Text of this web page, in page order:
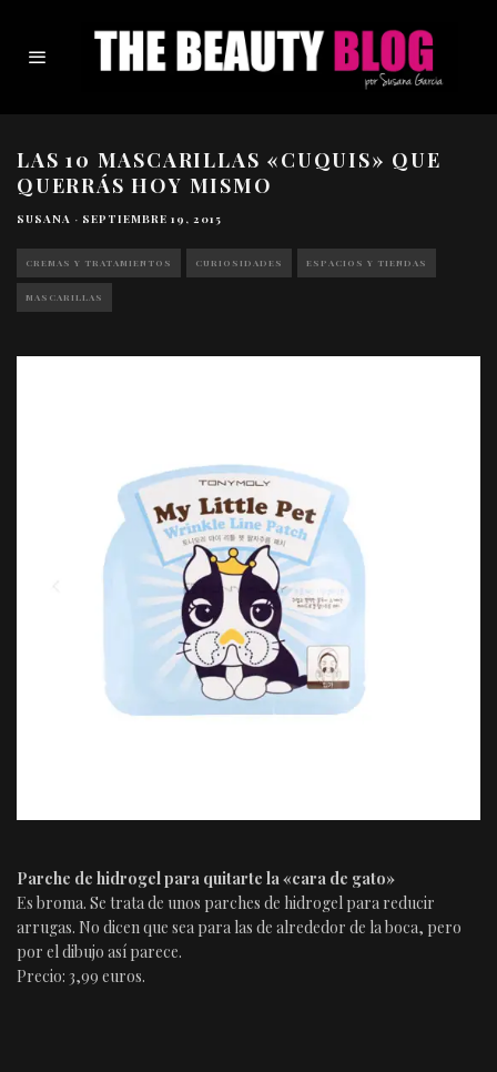
LAS 10 MASCARILLAS «CUQUIS» QUE
QUERRÁS HOY MISMO
SUSANA · SEPTIEMBRE 19, 2015
CREMAS Y TRATAMIENTOS CURIOSIDADES ESPACIOS Y TIENDAS
MASCARILLAS
Parche de hidrogel para quitarte la «cara de gato»
Es broma. Se trata de unos parches de hidrogel para reducir
arrugas. No dicen que sea para las de alrededor de la boca, pero
por el dibujo así parece.
Precio: 3,99 euros.